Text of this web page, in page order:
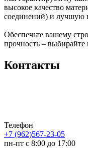
высокое качество
соединений) и лучшую
Обеспечьте вашему
прочность – выбирайте
Контакты
Телефон
+7 (962)567-23-05
пн-пт с 8:00 до 17:00